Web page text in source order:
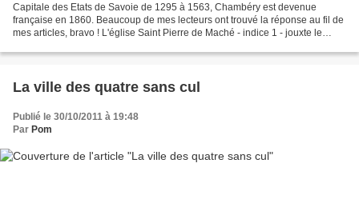
Capitale des Etats de Savoie de 1295 à 1563, Chambéry est devenue
française en 1860. Beaucoup de mes lecteurs ont trouvé la réponse au fil de
mes articles, bravo ! L'église Saint Pierre de Maché - indice 1 - jouxte le
La ville des quatre sans cul
Publié le 30/10/2011 à 19:48
Par Pom